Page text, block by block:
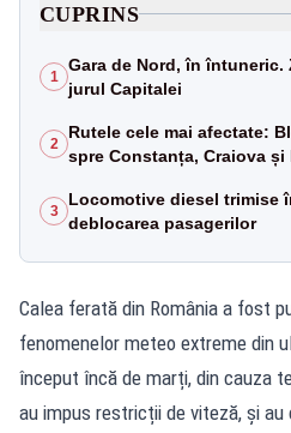
CUPRINS
1
Gara de Nord, în
jurul Capitalei
2
Rutele cele mai afectate:
spre Constanța, Craiova și
3
Locomotive diesel trimise
deblocarea pasagerilor
Calea ferată din România a fost
fenomenelor meteo extreme din
început încă de marți, din cauza
au impus restricții de viteză, și